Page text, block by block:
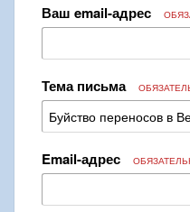
Ваш email-адрес
Тема письма
Email-адрес